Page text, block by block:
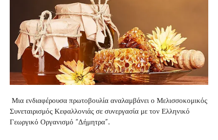
Μια ενδιαφέρουσα πρωτοβουλία αναλαμβάνει ο Μελισσοκομικός
Συνεταιρισμός Κεφαλλονιάς σε συνεργασία με τον Ελληνικό
Γεωργικό Οργανισμό “Δήμητρα”.